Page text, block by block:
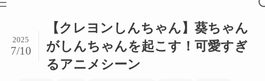
【クレヨンしんちゃん】葵ちゃん
がしんちゃんを起こす！可愛すぎ
るアニメシーン
2025
7/10